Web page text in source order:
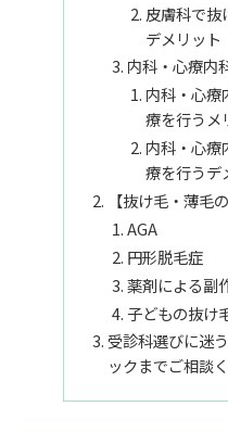
皮膚科で抜
デメリット
内科・心療内
内科・心療
療を行うメ
内科・心療
療を行うデ
【抜け毛・薄毛
AGA
円形脱毛症
薬剤による副
子どもの抜け
受診科選びに迷
ックまでご相談